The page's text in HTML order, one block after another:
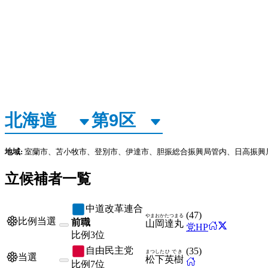
地域: 室蘭市、苫小牧市、登別市、伊達市、胆振総合振興局管内、日高振興
立候補者一覧
比例当選
中道改革連合
前職
比例3位
山岡
やまおか
達丸
たつまる (47)
党HP
当選
自由民主党
比例 7位 松下
まつした
英樹
ひでき (35)